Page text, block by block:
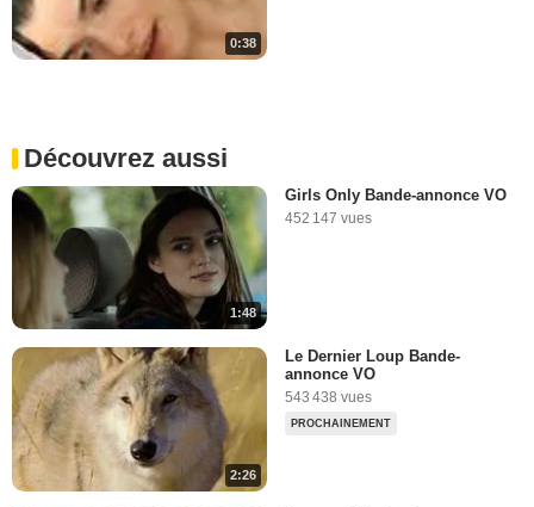
0:38
Découvrez aussi
1:48
Girls Only Bande-annonce VO
452 147 vues
2:26
Le Dernier Loup Bande-
annonce VO
543 438 vues
PROCHAINEMENT